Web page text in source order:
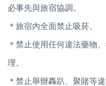
必事先與旅宿協調。
＊旅宿內全面禁止吸菸。
＊禁止使用任何違法藥物
理。
＊禁止舉辦轟趴、聚賭等